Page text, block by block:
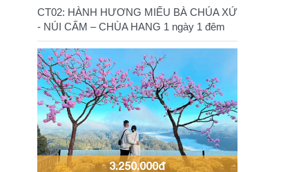
CT02: HÀNH HƯƠNG MIẾU BÀ CHÚA XỨ
- NÚI CẤM – CHÙA HANG 1 ngày 1 đêm
3.250.000đ